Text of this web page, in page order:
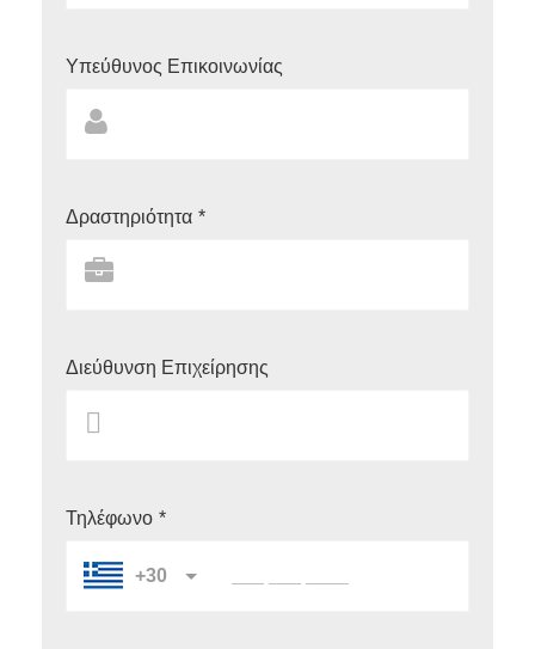
Υπεύθυνος Επικοινωνίας
Δραστηριότητα *
Διεύθυνση Επιχείρησης
Τηλέφωνο *
+30